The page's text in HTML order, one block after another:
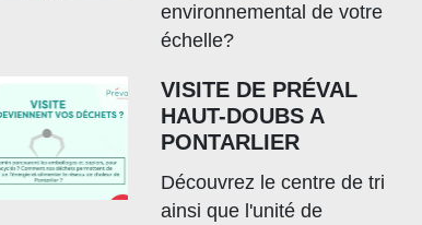
environnemental de votre
échelle?
VISITE DE PRÉVAL
HAUT-DOUBS A
PONTARLIER
Découvrez le centre de tri
ainsi que l'unité de